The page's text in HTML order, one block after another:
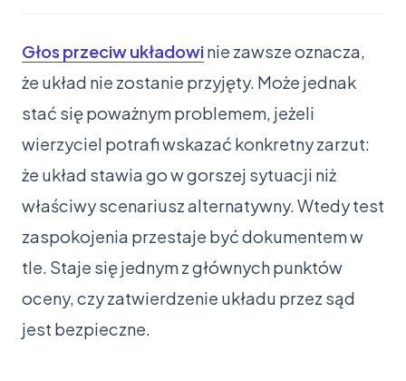
Głos przeciw układowinie zawsze oznacza,
że układ nie zostanie przyjęty. Może jednak
stać się poważnym problemem, jeżeli
wierzyciel potrafi wskazać konkretny zarzut:
że układ stawia go w gorszej sytuacji niż
właściwy scenariusz alternatywny. Wtedy test
zaspokojenia przestaje być dokumentem w
tle. Staje się jednym z głównych punktów
oceny, czy zatwierdzenie układu przez sąd
jest bezpieczne.